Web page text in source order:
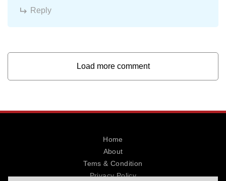
Reply
Load more comment
Home
About
Tems & Condition
Privacy Policy